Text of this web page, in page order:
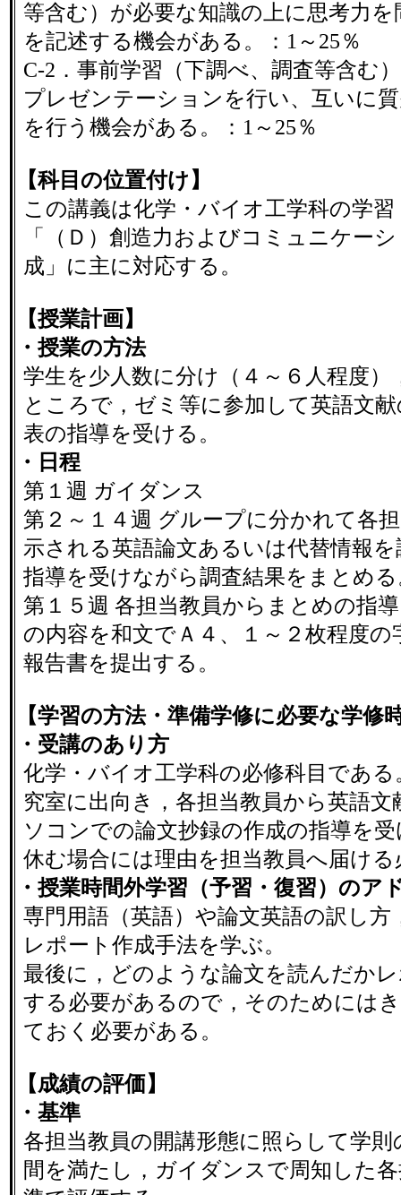
等含む）が必要な知識の上に思考力
を記述する機会がある。：1～25％
C-2．事前学習（下調べ、調査等含む
プレゼンテーションを行い、互いに
を行う機会がある。：1～25％
【科目の位置付け】
この講義は化学・バイオ工学科の学習
「（Ｄ）創造力およびコミュニケー
成」に主に対応する。
【授業計画】
・授業の方法
学生を少人数に分け（４～６人程度）
ところで，ゼミ等に参加して英語文
表の指導を受ける。
・日程
第１週 ガイダンス
第２～１４週 グループに分かれて各
示される英語論文あるいは代替情報
指導を受けながら調査結果をまとめ
第１５週 各担当教員からまとめの指
の内容を和文でＡ４、１～２枚程度
報告書を提出する。
【学習の方法・準備学修に必要な学修
・受講のあり方
化学・バイオ工学科の必修科目であ
究室に出向き，各担当教員から英語
ソコンでの論文抄録の作成の指導を
休む場合には理由を担当教員へ届け
・授業時間外学習（予習・復習）のア
専門用語（英語）や論文英語の訳し
レポート作成手法を学ぶ。
最後に，どのような論文を読んだか
する必要があるので，そのためには
ておく必要がある。
【成績の評価】
・基準
各担当教員の開講形態に照らして学
間を満たし，ガイダンスで周知した